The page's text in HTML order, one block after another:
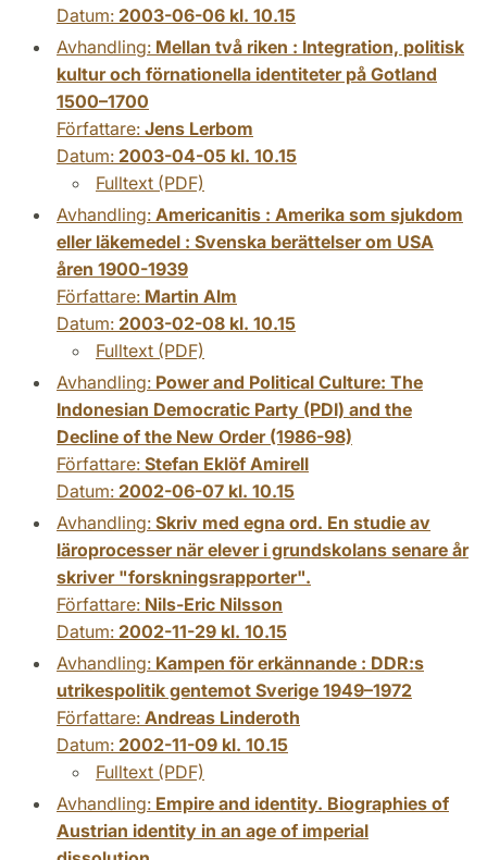
Datum: 2003-06-06 kl. 10.15
Avhandling: Mellan två riken : Integration, politisk
kultur och förnationella identiteter på Gotland
1500–1700
Författare: Jens Lerbom
Datum: 2003-04-05 kl. 10.15
Fulltext (PDF)
Avhandling: Americanitis : Amerika som sjukdom
eller läkemedel : Svenska berättelser om USA
åren 1900-1939
Författare: Martin Alm
Datum: 2003-02-08 kl. 10.15
Fulltext (PDF)
Avhandling: Power and Political Culture: The
Indonesian Democratic Party (PDI) and the
Decline of the New Order (1986-98)
Författare: Stefan Eklöf Amirell
Datum: 2002-06-07 kl. 10.15
Avhandling: Skriv med egna ord. En studie av
läroprocesser när elever i grundskolans senare år
skriver "forskningsrapporter".
Författare: Nils-Eric Nilsson
Datum: 2002-11-29 kl. 10.15
Avhandling: Kampen för erkännande : DDR:s
utrikespolitik gentemot Sverige 1949–1972
Författare: Andreas Linderoth
Datum: 2002-11-09 kl. 10.15
Fulltext (PDF)
Avhandling: Empire and identity. Biographies of
Austrian identity in an age of imperial